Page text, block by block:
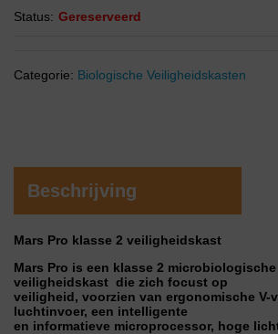
Status: Gereserveerd
Categorie: Biologische Veiligheidskasten
Beschrijving
Mars Pro klasse 2 veiligheidskast
Mars Pro is een klasse 2 microbiologische
veiligheidskast die zich focust op
veiligheid, voorzien van ergonomische V-
luchtinvoer, een intelligente
en informatieve microprocessor, hoge